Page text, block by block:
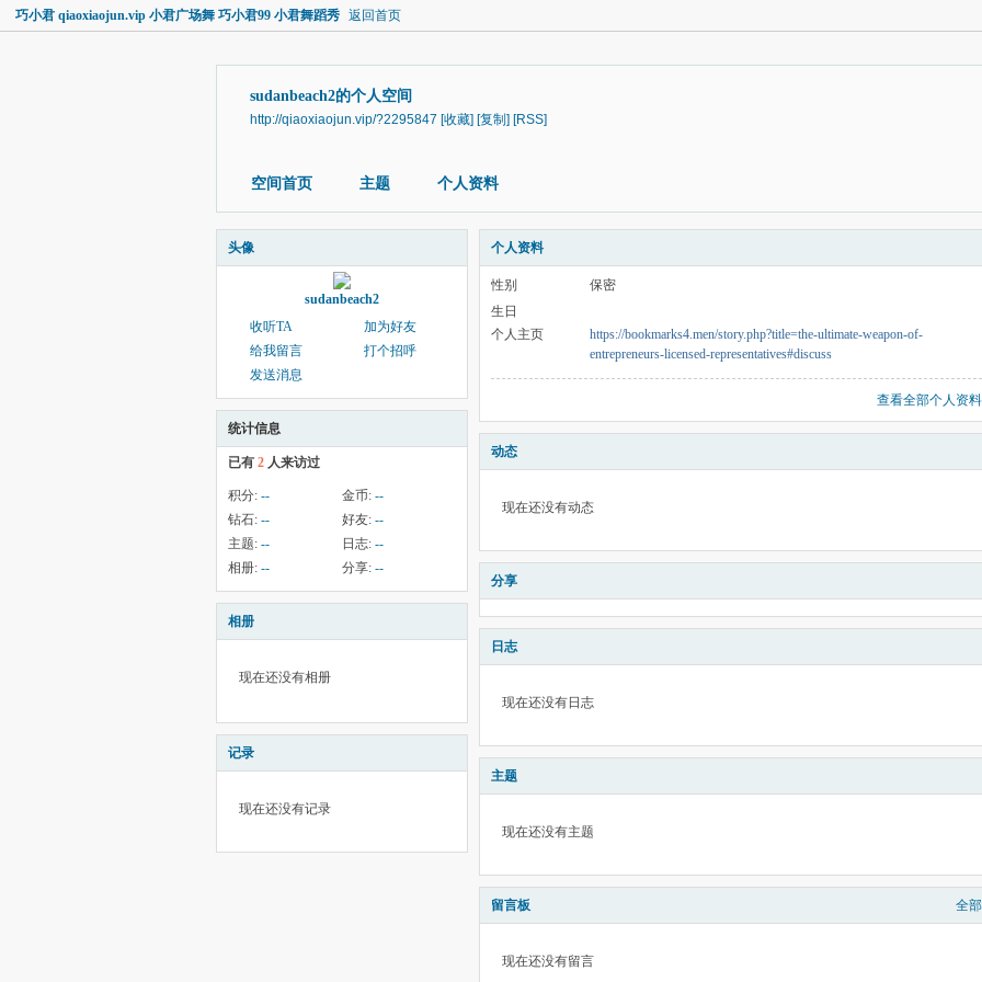
巧小君 qiaoxiaojun.vip 小君广场舞 巧小君99 小君舞蹈秀 返回首页
sudanbeach2的个人空间
http://qiaoxiaojun.vip/?2295847 [收藏] [复制] [RSS]
空间首页 主题 个人资料
头像
sudanbeach2
收听TA
加为好友
给我留言
打个招呼
发送消息
统计信息
已有 2 人来访过
积分: -- 金币: --
钻石: -- 好友: --
主题: -- 日志: --
相册: -- 分享: --
相册
现在还没有相册
记录
现在还没有记录
个人资料
性别
保密
生日
个人主页
https://bookmarks4.men/story.php?title=the-ultimate-weapon-of-
entrepreneurs-licensed-representatives#discuss
查看全部个人资料
动态
现在还没有动态
分享
日志
现在还没有日志
主题
现在还没有主题
留言板 全部
现在还没有留言